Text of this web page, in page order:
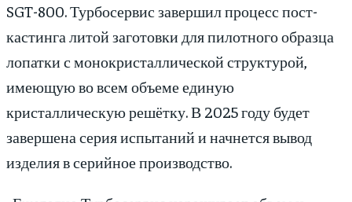
SGT-800. Турбосервис завершил процесс пост-
кастинга литой заготовки для пилотного образца
лопатки с монокристаллической структурой,
имеющую во всем объеме единую
кристаллическую решётку. В 2025 году будет
завершена серия испытаний и начнется вывод
изделия в серийное производство.